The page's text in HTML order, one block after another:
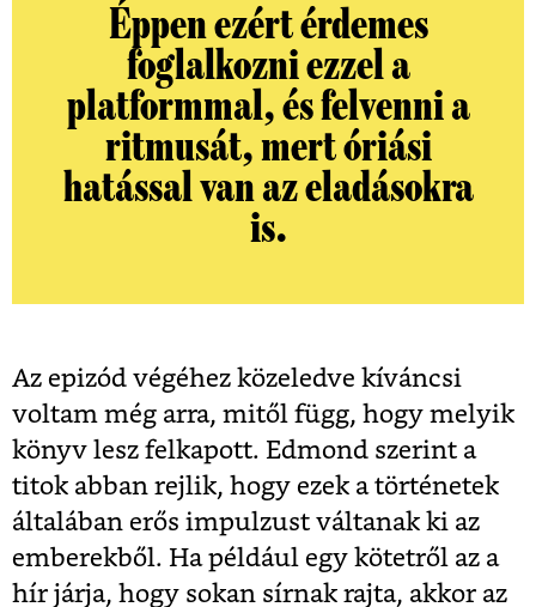
Éppen ezért érdemes
foglalkozni ezzel a
platformmal, és felvenni a
ritmusát, mert óriási
hatással van az eladásokra
is.
Az epizód végéhez közeledve kíváncsi
voltam még arra, mitől függ, hogy melyik
könyv lesz felkapott. Edmond szerint a
titok abban rejlik, hogy ezek a történetek
általában erős impulzust váltanak ki az
emberekből. Ha például egy kötetről az a
hír járja, hogy sokan sírnak rajta, akkor az